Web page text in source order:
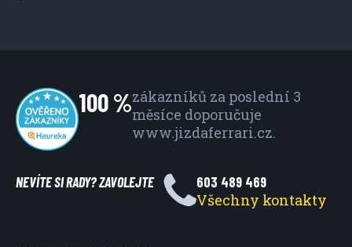
100 %zákazníků za poslední 3
měsíce doporučuje
www.jizdaferrari.cz.
NEVÍTE SI RADY? ZAVOLEJTE 603 489 469
Všechny kontakty